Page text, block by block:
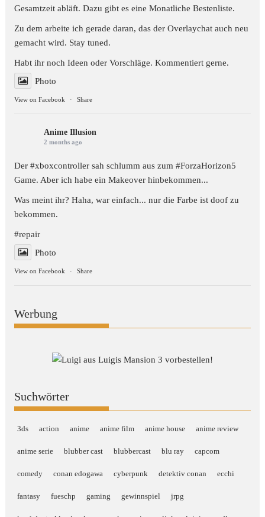
Gesamtzeit abläft. Dazu gibt es eine Monatliche Bestenliste.
Zu dem arbeite ich gerade daran, das der Overlaychat auch neu
gemacht wird. Stay tuned.
Habt ihr noch Ideen oder Vorschläge. Kommentiert gerne.
Photo
View on Facebook · Share
Anime Illusion
2 months ago
Der #xboxcontroller sah schlumm aus zum#ForzaHorizon5
Game. Aber ich habe ein Makeover hinbekommen...
Was meint ihr? Haha, war einfach... nur die Farbe ist doof zu
bekommen.
#repair
Photo
View on Facebook · Share
Werbung
Suchwörter
3ds action anime anime film anime house anime review
anime serie blubber cast blubbercast blu ray capcom
comedy conan edogawa cyberpunk detektiv conan ecchi
fantasy fueschp gaming gewinnspiel jrpg